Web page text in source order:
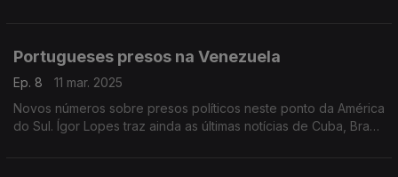
Portugueses presos na Venezuela
Ep. 8
11 mar. 2025
Novos números sobre presos políticos neste ponto da América
do Sul. Ígor Lopes traz ainda as últimas notícias de Cuba, Brasil